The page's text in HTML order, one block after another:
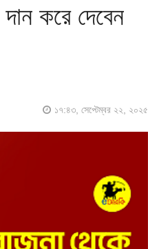
করে দেবেন
১৭:৪৩, সেপ্টেম্বর ২২, ২০২৫